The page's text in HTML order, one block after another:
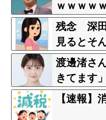
ｗｗｗｗ
ｗｗｗｗ
残念 深田
見るとそ
渡邊渚さ
きてます」
【速報